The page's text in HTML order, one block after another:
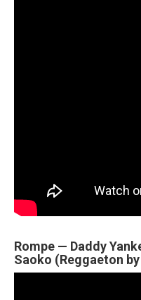
Rompe — Daddy
Saoko (Reggaeton